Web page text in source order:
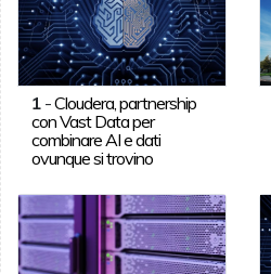
1-Cloudera, partnership
con Vast Data per
combinare AI e dati
ovunque si trovino